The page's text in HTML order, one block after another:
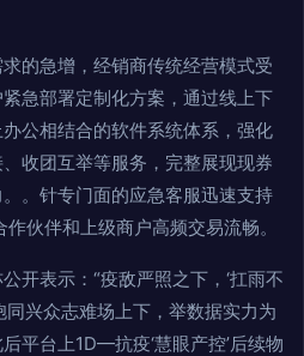
的急增，经销商传统经营模式受
急部署定制化方案，通过线上下
公相结合的软件系统体系，强化
收团互举等服务，完整展现现券
。针专门面的应急客服迅速支持
伙伴和上级商户高频交易流畅。
开表示：“疫敌严照之下，‘扛雨不
同兴众志难场上下，举数据实力为
平台上1D—抗疫‘慧眼产控’后续物